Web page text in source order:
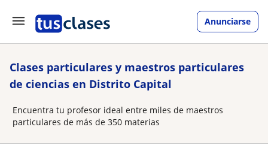
Anunciarse
Clases particulares y maestros particulares
de ciencias en Distrito Capital
Encuentra tu profesor ideal entre miles de maestros
particulares de más de 350 materias